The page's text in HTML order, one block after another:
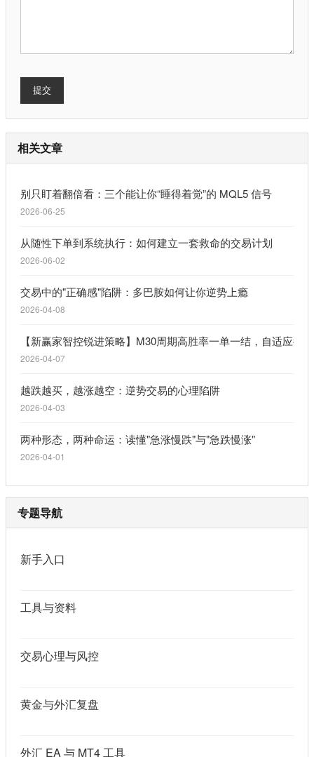
提交
相关文章
别只盯着翻倍看：三个能让你“睡得着觉”的 MQL5 信号
2026-06-25
从随性下单到系统执行：如何建立一套救命的交易计划
2026-06-02
交易中的"正确感"陷阱：多巴胺如何让你逆势上瘾
2026-04-08
【新赢家智控锐进策略】M30周期高胜率一单一结，自适应行
2026-04-07
越跌越买，越涨越空：逆势交易的心理陷阱
2026-04-03
两种形态，两种命运：读懂"急涨慢跌"与"急跌慢涨"
2026-04-01
专题导航
新手入口
工具与资料
交易心理与风控
黄金与外汇复盘
外汇 EA 与 MT4 工具